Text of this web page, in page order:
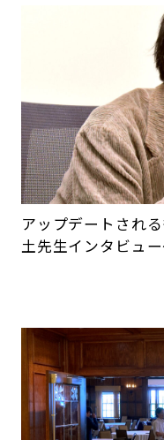
アップデートされ
土先生インタビュー